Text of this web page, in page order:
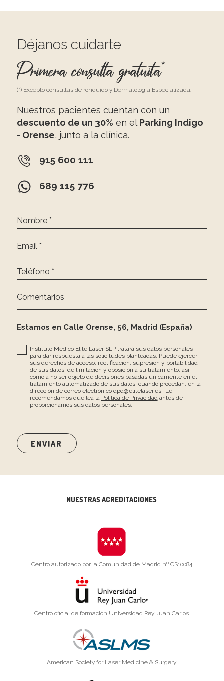
Déjanos cuidarte
Primera consulta gratuita*
(*) Excepto consultas de ronquido y Dermatología Especializada.
Nuestros pacientes cuentan con un
descuento de un 30% en el Parking Indigo
- Orense, junto a la clínica.
915 600 111
689 115 776
Nombre *
Email *
Teléfono *
Comentarios
Estamos en Calle Orense, 56, Madrid (España)
Instituto Médico Elite Laser SLP tratará sus datos personales
para dar respuesta a las solicitudes planteadas. Puede ejercer
sus derechos de acceso, rectificación, supresión y portabilidad
de sus datos, de limitación y oposición a su tratamiento, así
como a no ser objeto de decisiones basadas únicamente en el
tratamiento automatizado de sus datos, cuando procedan, en la
dirección de correo electrónico dpd@elitelaser.es- Le
recomendamos que lea la Política de Privacidad antes de
proporcionarnos sus datos personales.
NUESTRAS ACREDITACIONES
Centro autorizado por la Comunidad de Madrid nº CS10084
Centro oficial de formación Universidad Rey Juan Carlos
American Society for Laser Medicine & Surgery